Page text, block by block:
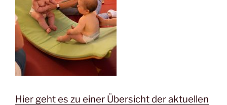
Hier geht es zu einer Übersicht der aktuellen